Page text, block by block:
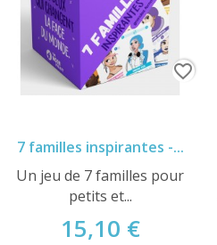
7 familles inspirantes -...
Un jeu de 7 familles pour
petits et...
15,10 €
favorite_border